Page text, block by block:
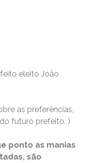
eleito João
as preferências,
futuro prefeito. )
ponto as manias
são